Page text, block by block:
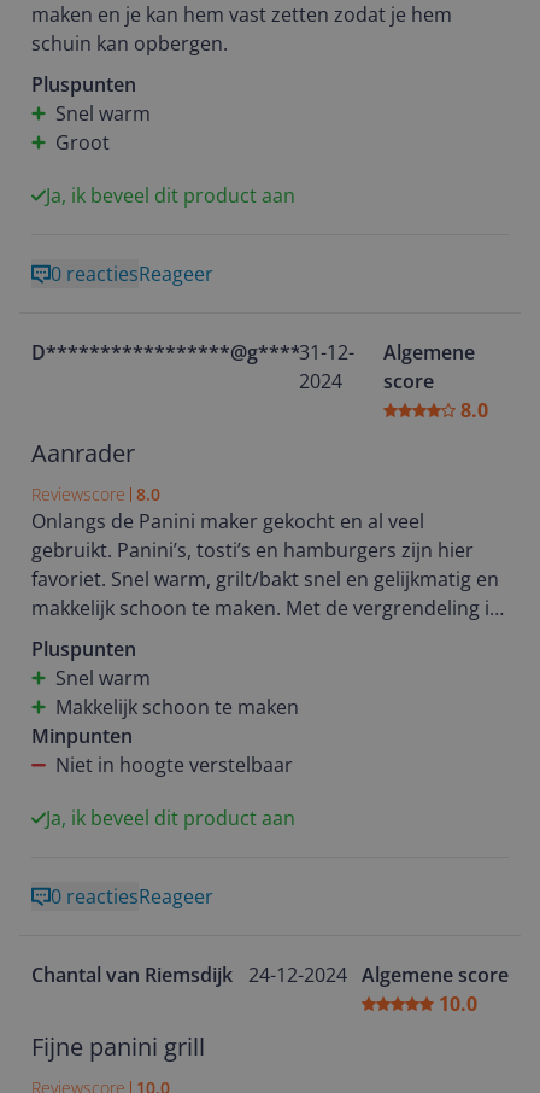
maken en je kan hem vast zetten zodat je hem
schuin kan opbergen.
Pluspunten
Snel warm
Groot
Ja, ik beveel dit product aan
0 reactiesReageer
D*****************@g********
31-12-
2024
Algemene
score
8.0
Aanrader
Reviewscore 8.0
Onlangs de Panini maker gekocht en al veel
gebruikt. Panini’s, tosti’s en hamburgers zijn hier
favoriet. Snel warm, grilt/bakt snel en gelijkmatig en
makkelijk schoon te maken. Met de vergrendeling is
het apparaat ook makkelijk op te bergen.
Enige minpunt is dat het niet in hoogte verstelbaar
is. Verder fijn apparaat, ik kan hem aanbevelen.
Pluspunten
Snel warm
Makkelijk schoon te maken
Minpunten
Niet in hoogte verstelbaar
Ja, ik beveel dit product aan
0 reactiesReageer
Chantal van Riemsdijk 24-12-2024 Algemene score
10.0
Fijne panini grill
Reviewscore 10.0